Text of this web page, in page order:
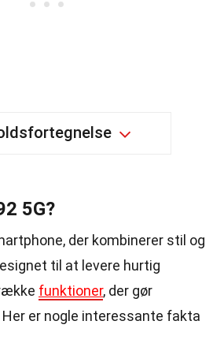
5G?
der kombinerer stil og
til at levere hurtig
funktioner, der gør
er nogle interessante fakta